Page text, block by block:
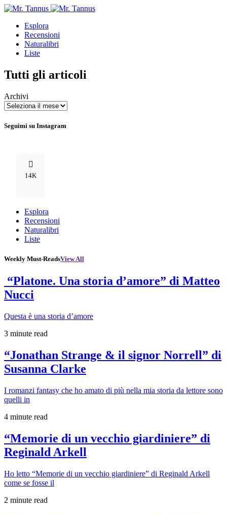
Esplora
Recensioni
Naturalibri
Liste
Tutti gli articoli
Archivi
Seguimi su Instagram
14K
Esplora
Recensioni
Naturalibri
Liste
Weekly Must-ReadsView All
“Platone. Una storia d’amore” di Matteo
Nucci
Questa è una storia d’amore
3 minute read
“Jonathan Strange & il signor Norrell” di
Susanna Clarke
I romanzi fantasy che ho amato di più nella mia storia da lettore sono
quelli in
4 minute read
“Memorie di un vecchio giardiniere” di
Reginald Arkell
Ho letto “Memorie di un vecchio giardiniere” di Reginald Arkell
come se fosse il
2 minute read